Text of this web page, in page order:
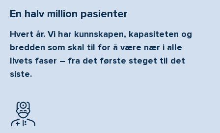
En halv million pasienter
Hvert år. Vi har kunnskapen, kapasiteten og
bredden som skal til for å være nær i alle
livets faser – fra det første steget til det
siste.